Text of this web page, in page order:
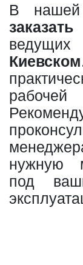
В нашей
Киевском
нужную
под